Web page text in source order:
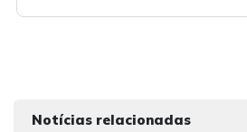
Notícias relacionadas